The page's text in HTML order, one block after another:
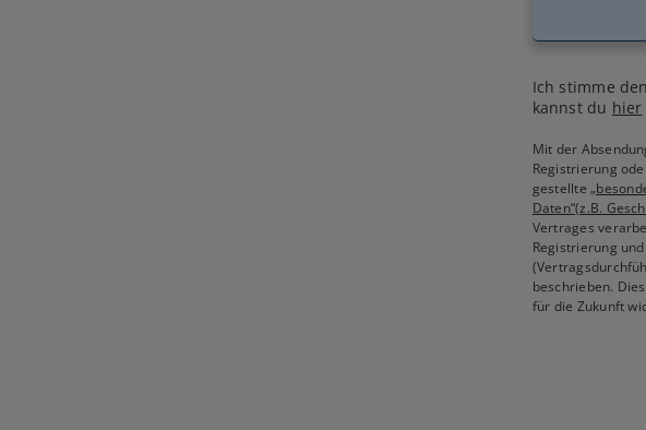
Ich stimme den
kannst du hier
Mit der
Registrierung
gestellte
Daten“(z.B.
Vertrages
Registrierung
beschrieben.
für die Zukunft